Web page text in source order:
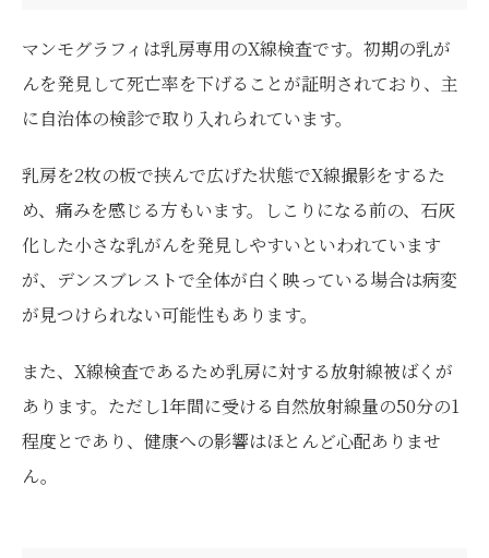
マンモグラフィは乳房専用のX線検査です。初期の乳が
んを発見して死亡率を下げることが証明されており、主
に自治体の検診で取り入れられています。
乳房を2枚の板で挟んで広げた状態でX線撮影をするた
め、痛みを感じる方もいます。しこりになる前の、石灰
化した小さな乳がんを発見しやすいといわれています
が、デンスブレストで全体が白く映っている場合は病変
が見つけられない可能性もあります。
また、X線検査であるため乳房に対する放射線被ばくが
あります。ただし1年間に受ける自然放射線量の50分の1
程度とであり、健康への影響はほとんど心配ありませ
ん。